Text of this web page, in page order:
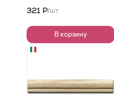
321 Р/шт
В корзину